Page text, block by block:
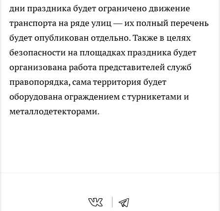
дни праздника будет ограничено движение
транспорта на ряде улиц — их полный перечень
будет опубликован отдельно. Также в целях
безопасности на площадках праздника будет
организована работа представителей служб
правопорядка, сама территория будет
оборудована ограждением с турникетами и
металлодетекторами.